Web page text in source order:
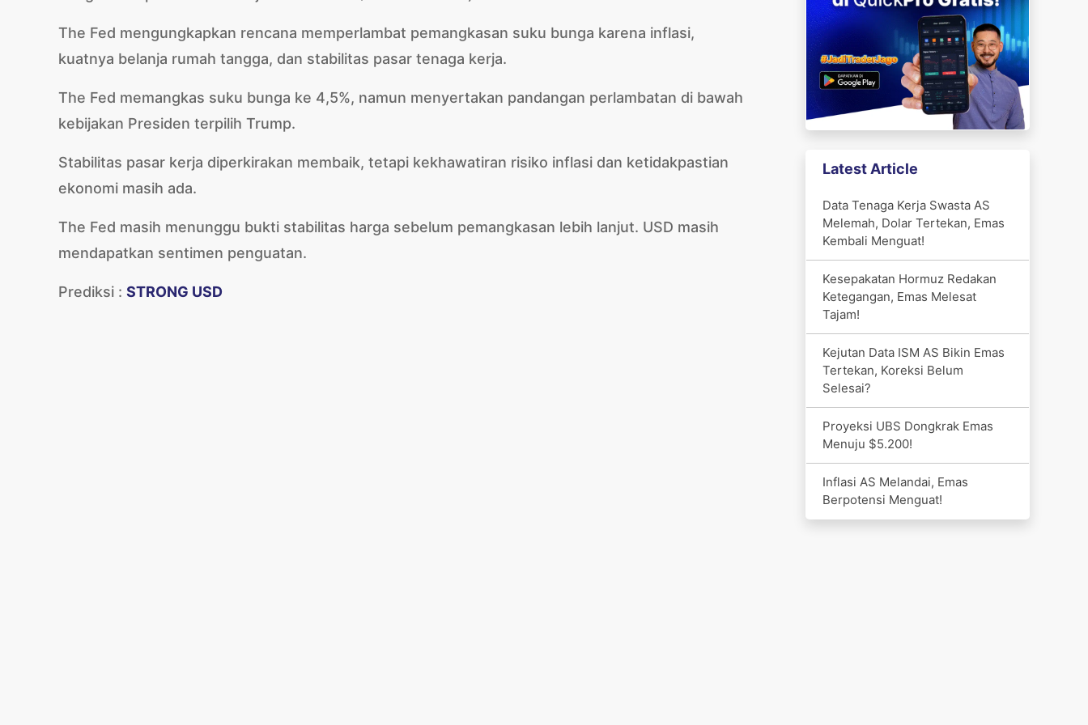
The Fed mengungkapkan rencana memperlambat pemangkasan suku bunga karena inflasi,
kuatnya belanja rumah tangga, dan stabilitas pasar tenaga kerja.
The Fed memangkas suku bunga ke 4,5%, namun menyertakan pandangan perlambatan di bawah
kebijakan Presiden terpilih Trump.
Stabilitas pasar kerja diperkirakan membaik, tetapi kekhawatiran risiko inflasi dan ketidakpastian
ekonomi masih ada.
The Fed masih menunggu bukti stabilitas harga sebelum pemangkasan lebih lanjut. USD masih
mendapatkan sentimen penguatan.
Prediksi : STRONG USD
Latest Article
Data Tenaga Kerja Swasta AS
Melemah, Dolar Tertekan, Emas
Kembali Menguat!
Kesepakatan Hormuz Redakan
Ketegangan, Emas Melesat
Tajam!
Kejutan Data ISM AS Bikin Emas
Tertekan, Koreksi Belum
Selesai?
Proyeksi UBS Dongkrak Emas
Menuju $5.200!
Inflasi AS Melandai, Emas
Berpotensi Menguat!